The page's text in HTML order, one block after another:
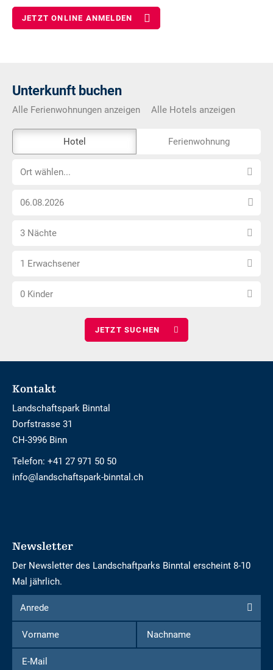
JETZT ONLINE ANMELDEN
Unterkunft buchen
Alle Ferienwohnungen anzeigen Alle Hotels anzeigen
Externe-
Buchungstool
nicht
Hotel Ferienwohnung
OrtOrt wählen...
Anreise
wählen
Anzahl
wählen
3 Nächte
Anzahl
wählen
1 Erwachsener
Anzahl
0 Kinder
Footer
Kontakt
Landschaftspark Binntal
Dorfstrasse 31
CH-3996 Binn
Telefon: +41 27 971 50 50
info@landschaftspark-binntal.ch
Newsletter
Der Newsletter des Landschaftparks Binntal erscheint 8-10
Mal jährlich.
Formular
um
sich
für
den
Anrede
Anrede
Vorname
Nachname